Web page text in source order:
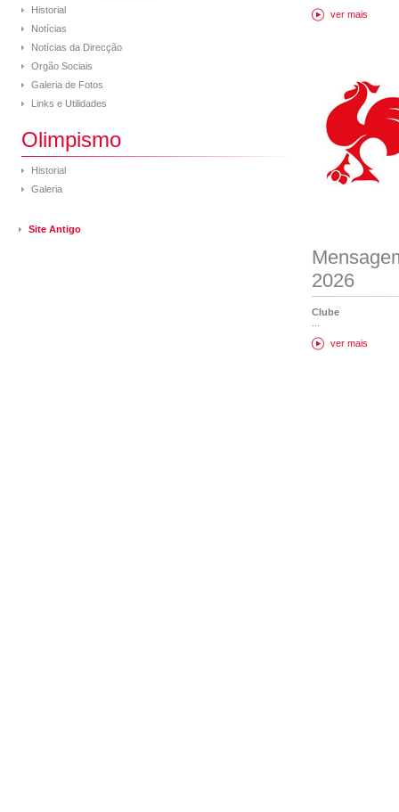
Historial
Notícias
Notícias da Direcção
Orgão Sociais
Galeria de Fotos
Links e Utilidades
Olimpismo
Historial
Galeria
Site Antigo
ver mais
2026
Clube
ver mais